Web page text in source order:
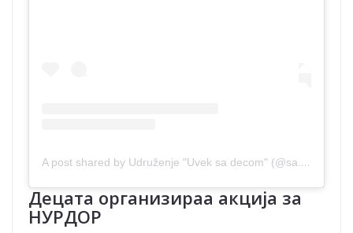
A post shared by Udruženje "Uvek sa decom" (@sa.decom)
Децата организираа акција за
НУРДОР